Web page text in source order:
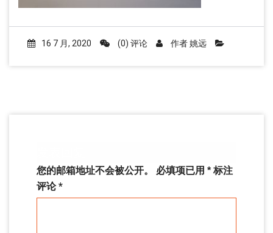
16 7 月, 2020 (0) 评论 作者姚远
您的邮箱地址不会被公开。 必填项已用 * 标注
评论*